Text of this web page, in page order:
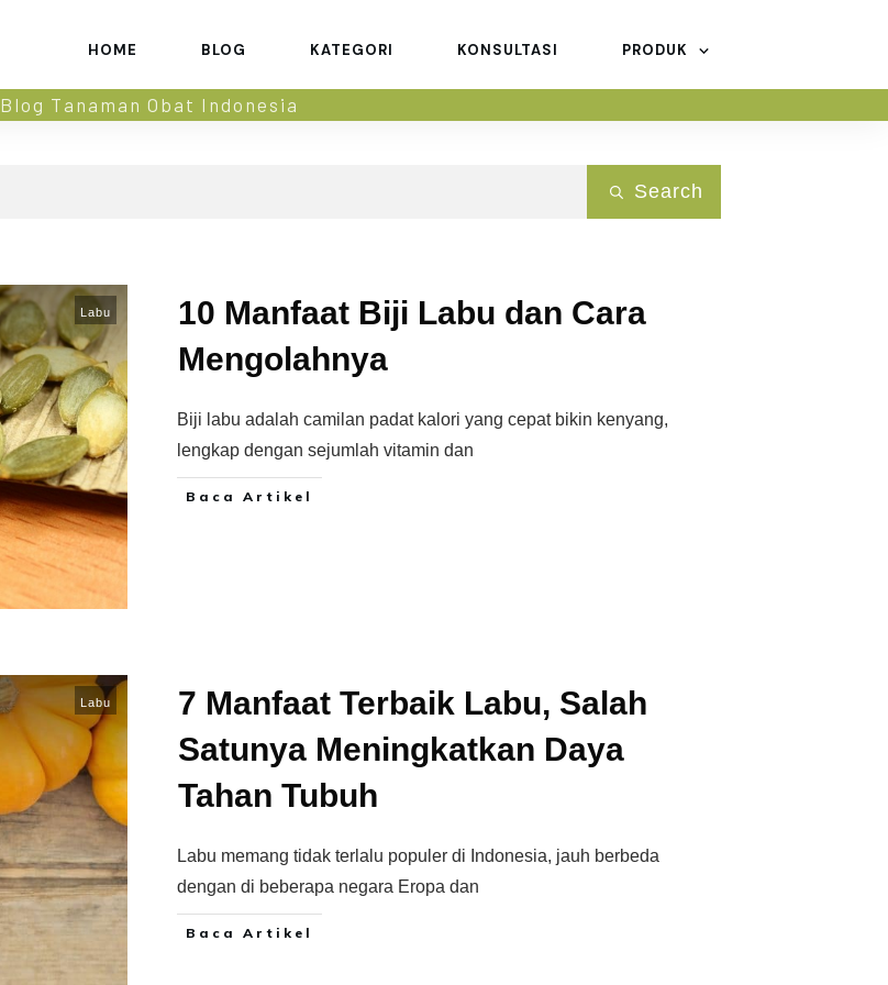
HOME BLOG KATEGORI KONSULTASI PRODUK
Blog Tanaman Obat Indonesia
Search
Labu
10 Manfaat Biji Labu dan Cara
Mengolahnya
Biji labu adalah camilan padat kalori yang cepat bikin kenyang,
lengkap dengan sejumlah vitamin dan
Baca Artikel
Labu
7 Manfaat Terbaik Labu, Salah
Satunya Meningkatkan Daya
Tahan Tubuh
Labu memang tidak terlalu populer di Indonesia, jauh berbeda
dengan di beberapa negara Eropa dan
Baca Artikel